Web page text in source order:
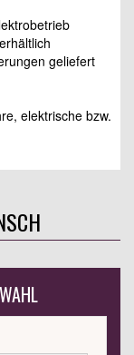
geliefert
elektrische bzw.